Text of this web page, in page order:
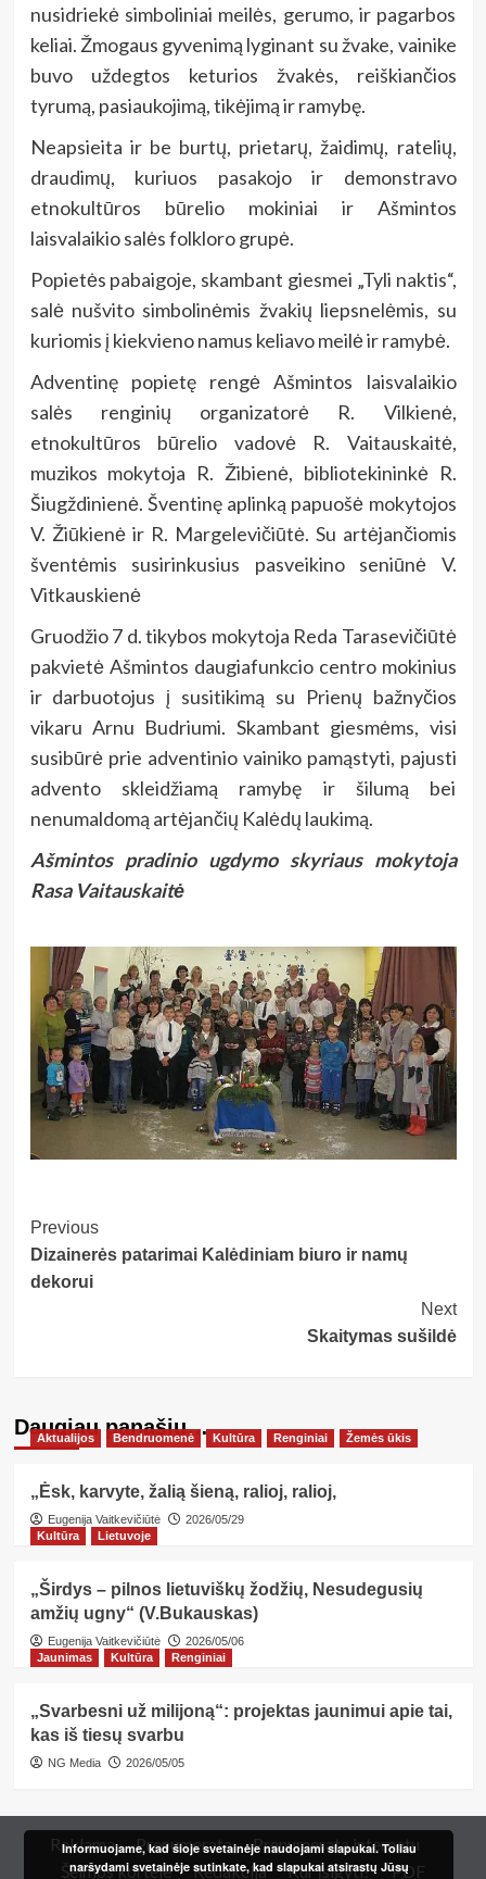
nusidriekė simboliniai meilės, gerumo, ir pagarbos
keliai. Žmogaus gyvenimą lyginant su žvake, vainike
buvo uždegtos keturios žvakės, reiškiančios
tyrumą, pasiaukojimą, tikėjimą ir ramybę.
Neapsieita ir be burtų, prietarų, žaidimų, ratelių,
draudimų, kuriuos pasakojo ir demonstravo
etnokultūros būrelio mokiniai ir Ašmintos
laisvalaikio salės folkloro grupė.
Popietės pabaigoje, skambant giesmei „Tyli naktis“,
salė nušvito simbolinėmis žvakių liepsnelėmis, su
kuriomis į kiekvieno namus keliavo meilė ir ramybė.
Adventinę popietę rengė Ašmintos laisvalaikio
salės renginių organizatorė R. Vilkienė,
etnokultūros būrelio vadovė R. Vaitauskaitė,
muzikos mokytoja R. Žibienė, bibliotekininkė R.
Šiugždinienė. Šventinę aplinką papuošė mokytojos
V. Žiūkienė ir R. Margelevičiūtė. Su artėjančiomis
šventėmis susirinkusius pasveikino seniūnė V.
Vitkauskienė
Gruodžio 7 d. tikybos mokytoja Reda Tarasevičiūtė
pakvietė Ašmintos daugiafunkcio centro mokinius
ir darbuotojus į susitikimą su Prienų bažnyčios
vikaru Arnu Budriumi. Skambant giesmėms, visi
susibūrė prie adventinio vainiko pamąstyti, pajusti
advento skleidžiamą ramybę ir šilumą bei
nenumaldomą artėjančių Kalėdų laukimą.
Ašmintos pradinio ugdymo skyriaus mokytoja
Rasa Vaitauskaitė
Post
Navigation
Previous
Dizainerės patarimai Kalėdiniam biuro ir namų
dekorui
Next
Skaitymas sušildė
Daugiau panašių…
Aktualijos Bendruomenė Kultūra Renginiai Žemės ūkis
„Ėsk, karvyte, žalią šieną, ralioj, ralioj,
Eugenija Vaitkevičiūtė
2026/05/29
Kultūra
Lietuvoje
„Širdys – pilnos lietuviškų žodžių, Nesudegusių
amžių ugny“ (V.Bukauskas)
Eugenija Vaitkevičiūtė
2026/05/06
Jaunimas
Kultūra Renginiai
„Svarbesni už milijoną“: projektas jaunimui apie tai,
kas iš tiesų svarbu
NG Media 2026/05/05
Reklama Prenumerata
Prenumerata internetu
Šeimos kortelė
Redakcija Kur įsigyti? PDF
Informuojame, kad šioje svetainėje naudojami slapukai. Toliau
naršydami svetainėje sutinkate, kad slapukai atsirastų Jūsų